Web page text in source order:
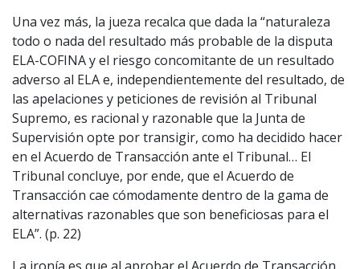
Una vez más, la jueza recalca que dada la “naturaleza
todo o nada del resultado más probable de la disputa
ELA-COFINA y el riesgo concomitante de un resultado
adverso al ELA e, independientemente del resultado, de
las apelaciones y peticiones de revisión al Tribunal
Supremo, es racional y razonable que la Junta de
Supervisión opte por transigir, como ha decidido hacer
en el Acuerdo de Transacción ante el Tribunal… El
Tribunal concluye, por ende, que el Acuerdo de
Transacción cae cómodamente dentro de la gama de
alternativas razonables que son beneficiosas para el
ELA”. (p. 22)